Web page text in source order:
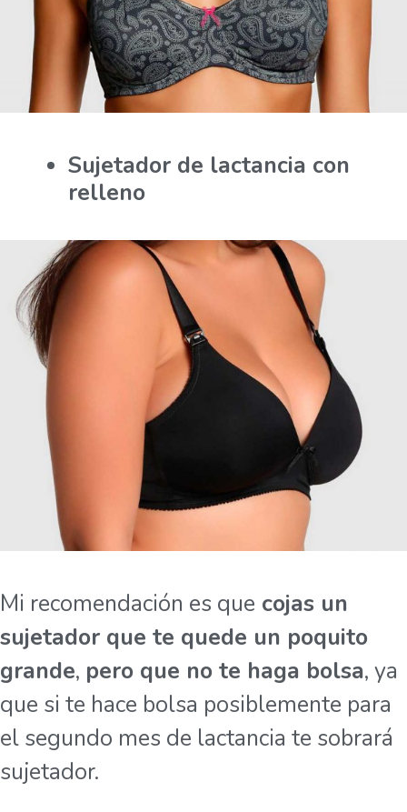
Sujetador de lactancia con
relleno
Mi recomendación es que cojas un
sujetador que te quede un poquito
grande, pero que no te haga bolsa, ya
que si te hace bolsa posiblemente para
el segundo mes de lactancia te sobrará
sujetador.